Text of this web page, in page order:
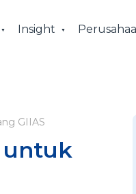
Insight
GIIAS
untuk